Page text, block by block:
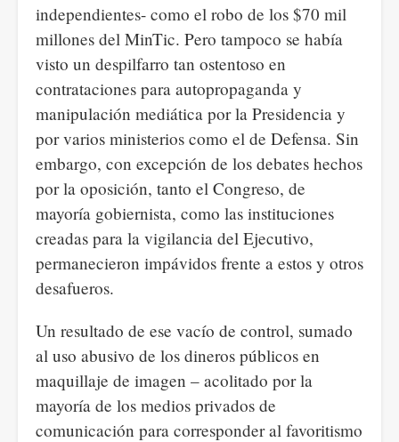
independientes- como el robo de los $70 mil
millones del MinTic. Pero tampoco se había
visto un despilfarro tan ostentoso en
contrataciones para autopropaganda y
manipulación mediática por la Presidencia y
por varios ministerios como el de Defensa. Sin
embargo, con excepción de los debates hechos
por la oposición, tanto el Congreso, de
mayoría gobiernista, como las instituciones
creadas para la vigilancia del Ejecutivo,
permanecieron impávidos frente a estos y otros
desafueros.
Un resultado de ese vacío de control, sumado
al uso abusivo de los dineros públicos en
maquillaje de imagen – acolitado por la
mayoría de los medios privados de
comunicación para corresponder al favoritismo